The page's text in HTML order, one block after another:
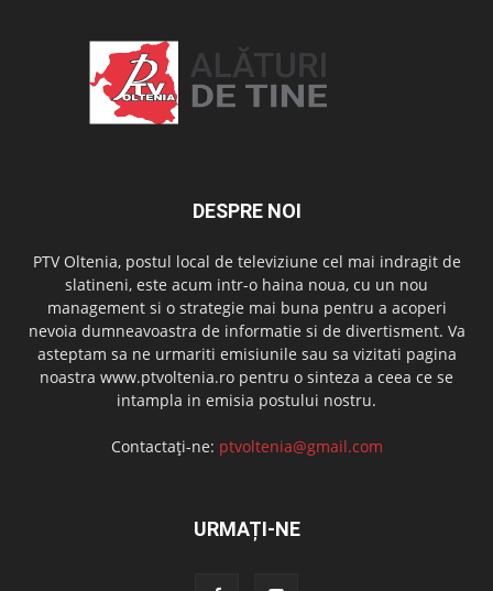
DESPRE NOI
PTV Oltenia, postul local de televiziune cel mai indragit de
slatineni, este acum intr-o haina noua, cu un nou
management si o strategie mai buna pentru a acoperi
nevoia dumneavoastra de informatie si de divertisment. Va
asteptam sa ne urmariti emisiunile sau sa vizitati pagina
noastra www.ptvoltenia.ro pentru o sinteza a ceea ce se
intampla in emisia postului nostru.
Contactați-ne: ptvoltenia@gmail.com
URMAȚI-NE